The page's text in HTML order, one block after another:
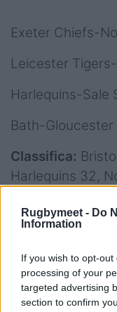
Rugbymeet - Do
Information
If you wish to opt-
processing of your
targeted advertising
section to confirm
Exeter Chiefs-
Leicester
Harlequins-Sale
Bath-Gloucester
Classifica:
Harlequins 32,
25, Wasps 24,